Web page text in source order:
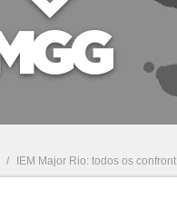
/ IEM Major Rio: todos os confrontos da rodada de abertura